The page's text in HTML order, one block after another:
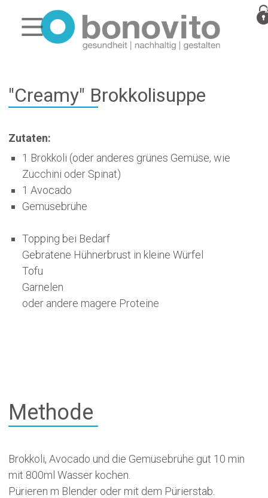
"Creamy" Brokkolisuppe
Zutaten:
1 Brokkoli (oder anderes grünes Gemüse, wie
Zucchini oder Spinat)
1 Avocado
Gemüsebrühe
Topping bei Bedarf
Gebratene Hühnerbrust in kleine Würfel
Tofu
Garnelen
oder andere magere Proteine
Methode
Brokkoli, Avocado und die Gemüsebrühe gut 10 min
mit 800ml Wasser kochen.
Pürieren m Blender oder mit dem Pürierstab.